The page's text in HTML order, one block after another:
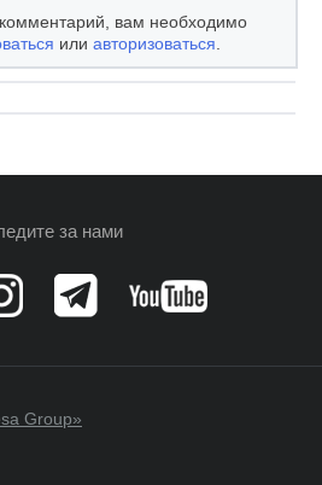
вам необходимо
илиавторизоваться.
за нами
Group»